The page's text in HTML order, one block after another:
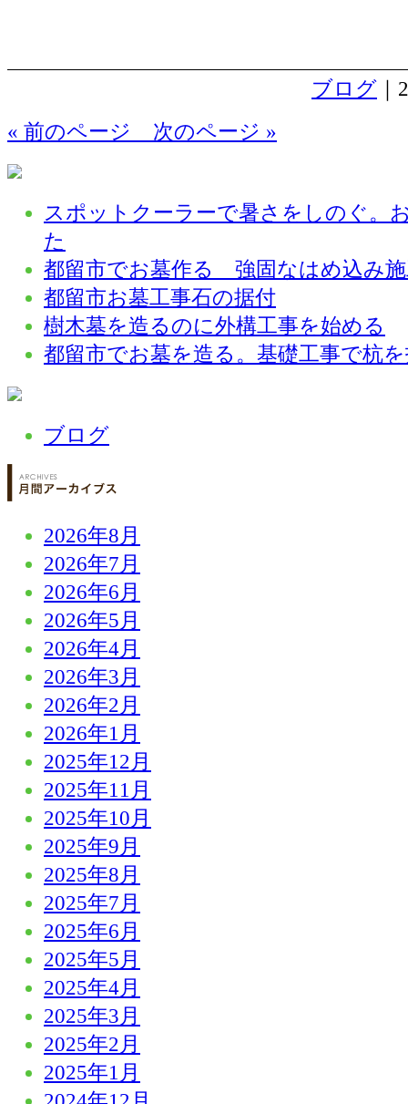
ブログ
« 前のページ
次のページ »
スポットクーラーで暑さをしのぐ。
た
都留市でお墓作る 強固なはめ込み
都留市お墓工事石の据付
樹木墓を造るのに外構工事を始める
都留市でお墓を造る。基礎工事で杭
ブログ
2026年8月
2026年7月
2026年6月
2026年5月
2026年4月
2026年3月
2026年2月
2026年1月
2025年12月
2025年11月
2025年10月
2025年9月
2025年8月
2025年7月
2025年6月
2025年5月
2025年4月
2025年3月
2025年2月
2025年1月